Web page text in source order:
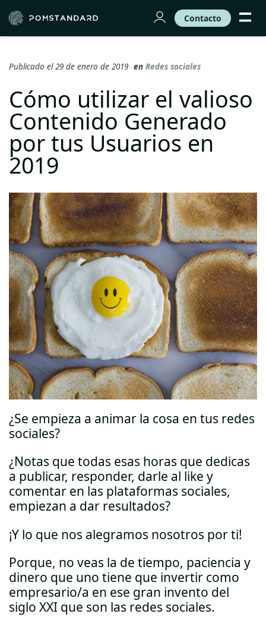
Contacto
Publicado el 29 de enero de 2019 en Redes sociales
Cómo utilizar el valioso
Contenido Generado
por tus Usuarios en
2019
¿Se empieza a animar la cosa en tus redes
sociales?
¿Notas que todas esas horas que dedicas
a publicar, responder, darle al like y
comentar en las plataformas sociales,
empiezan a dar resultados?
¡Y lo que nos alegramos nosotros por ti!
Porque, no veas la de tiempo, paciencia y
dinero que uno tiene que invertir como
empresario/a en ese gran invento del
siglo XXI que son las redes sociales.